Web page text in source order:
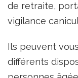
de retraite,
vigilance
Ils peuvent
différents